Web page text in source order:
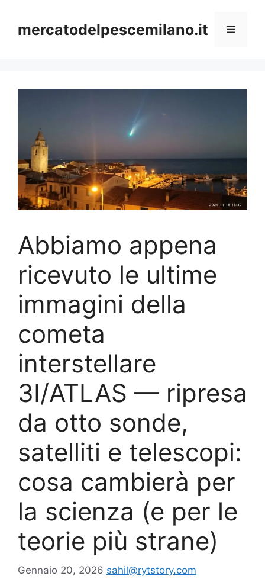
contenuto
mercatodelpescemilano.it Menu
Abbiamo appena
ricevuto le ultime
immagini della
cometa
interstellare
3I/ATLAS — ripresa
da otto sonde,
satelliti e telescopi:
cosa cambierà per
la scienza (e per le
teorie più strane)
Gennaio 20, 2026 sahil@rytstory.com